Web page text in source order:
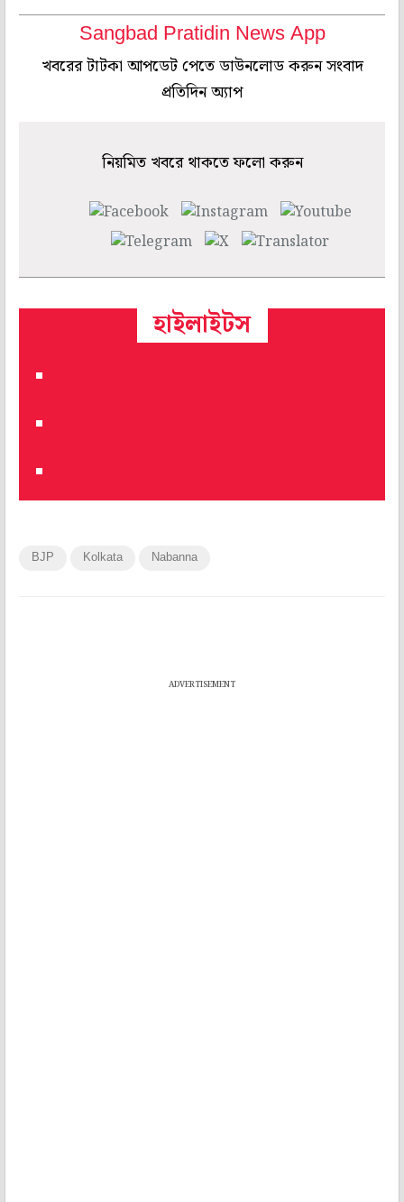
Sangbad Pratidin News App
খবরের টাটকা আপডেট পেতে ডাউনলোড করুন সংবাদ
প্রতিদিন অ্যাপ
নিয়মিত খবরে থাকতে ফলো করুন
হাইলাইটস
BJP Kolkata Nabanna
ADVERTISEMENT